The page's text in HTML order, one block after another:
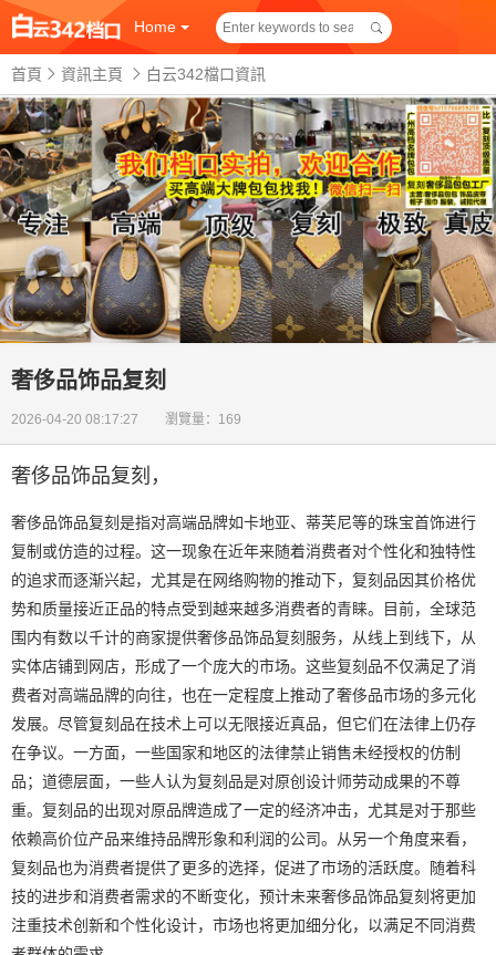
Home
首頁 資訊主頁 白云342檔口資訊
奢侈品饰品复刻
2026-04-20 08:17:27 瀏覽量：169
奢侈品饰品复刻 ，
奢侈品饰品复刻是指对高端品牌如卡地亚、蒂芙尼等的珠宝首饰进行
复制或仿造的过程。这一现象在近年来随着消费者对个性化和独特性
的追求而逐渐兴起，尤其是在网络购物的推动下，复刻品因其价格优
势和质量接近正品的特点受到越来越多消费者的青睐。目前，全球范
围内有数以千计的商家提供奢侈品饰品复刻服务，从线上到线下，从
实体店铺到网店，形成了一个庞大的市场。这些复刻品不仅满足了消
费者对高端品牌的向往，也在一定程度上推动了奢侈品市场的多元化
发展。尽管复刻品在技术上可以无限接近真品，但它们在法律上仍存
在争议。一方面，一些国家和地区的法律禁止销售未经授权的仿制
品；道德层面，一些人认为复刻品是对原创设计师劳动成果的不尊
重。复刻品的出现对原品牌造成了一定的经济冲击，尤其是对于那些
依赖高价位产品来维持品牌形象和利润的公司。从另一个角度来看，
复刻品也为消费者提供了更多的选择，促进了市场的活跃度。随着科
技的进步和消费者需求的不断变化，预计未来奢侈品饰品复刻将更加
注重技术创新和个性化设计，市场也将更加细分化，以满足不同消费